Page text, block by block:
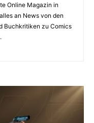
Online Magazin in
an News von den
Buchkritiken zu Comics